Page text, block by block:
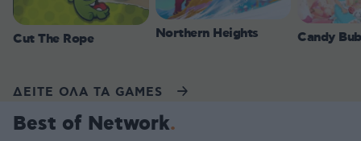
Cut The Rope Northern Heights Candy
ΔΕΙΤΕ ΟΛΑ ΤΑ GAMES
Best of Network